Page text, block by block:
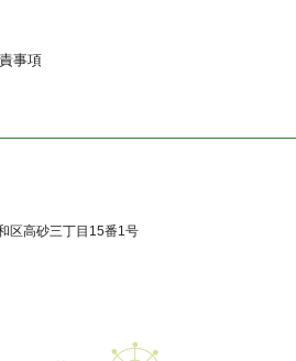
事項
区高砂三丁目15番1号